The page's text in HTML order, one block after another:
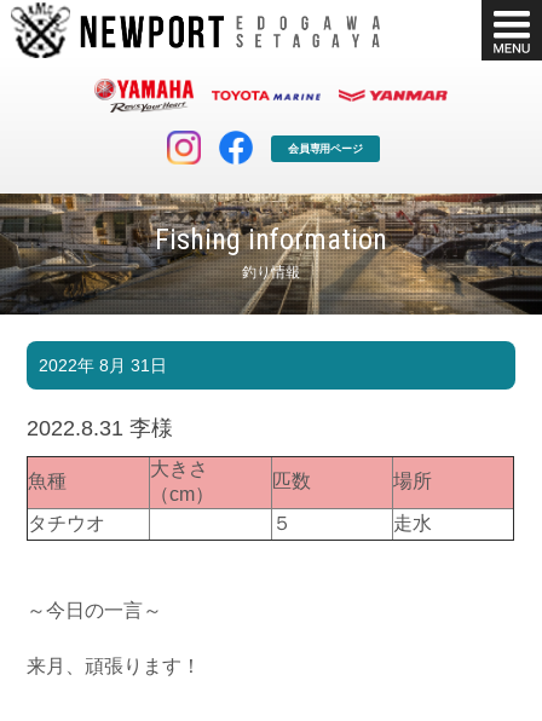
会員専用ページ
Fishing information
釣り情報
マリンクラブ
マリンライフを堪能したい！
ボート販売
ボート免許
長年の実績と信頼！
店舗情報 公式ブログ
Blog
Recruit
2022年 8月 31日
2022.8.31 李様
魚種
大きさ
（cm）
匹数 場所
タチウオ ５ 走水
～今日の一言～
来月、頑張ります！